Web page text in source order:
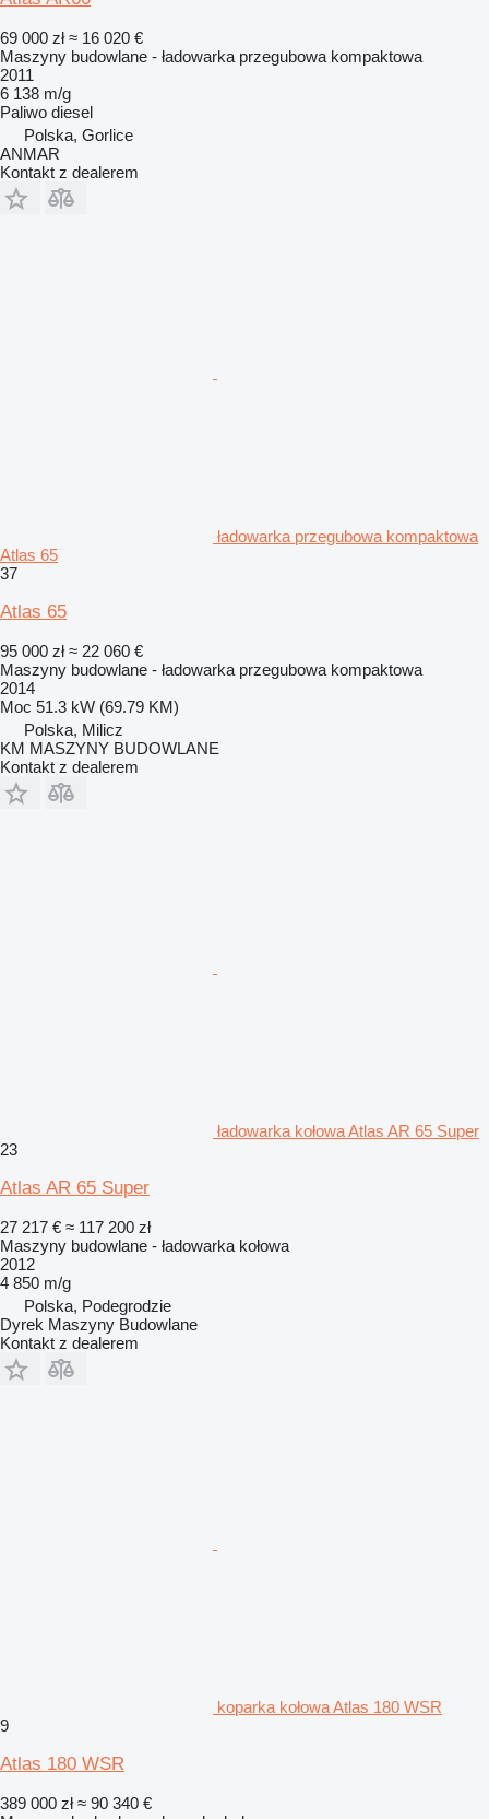
69 000 zł ≈ 16 020 €
Maszyny budowlane - ładowarka przegubowa kompaktowa
2011
6 138 m/g
Paliwo diesel
Polska, Gorlice
ANMAR
Kontakt z dealerem
ładowarka przegubowa kompaktowa
Atlas 65
37
Atlas 65
95 000 zł ≈ 22 060 €
Maszyny budowlane - ładowarka przegubowa kompaktowa
2014
Moc 51.3 kW (69.79 KM)
Polska, Milicz
KM MASZYNY BUDOWLANE
Kontakt z dealerem
ładowarka kołowa Atlas AR 65 Super
23
Atlas AR 65 Super
27 217 € ≈ 117 200 zł
Maszyny budowlane - ładowarka kołowa
2012
4 850 m/g
Polska, Podegrodzie
Dyrek Maszyny Budowlane
Kontakt z dealerem
koparka kołowa Atlas 180 WSR
9
Atlas 180 WSR
389 000 zł ≈ 90 340 €